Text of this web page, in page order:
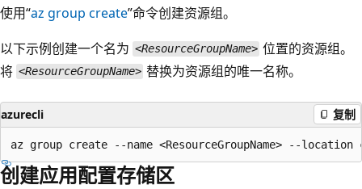
使用“az group create”命令创建资源组。
以下示例创建一个名为 <ResourceGroupName> 位置的资源组。
将 <ResourceGroupName> 替换为资源组的唯一名称。
azurecli 复制
创建应用配置存储区